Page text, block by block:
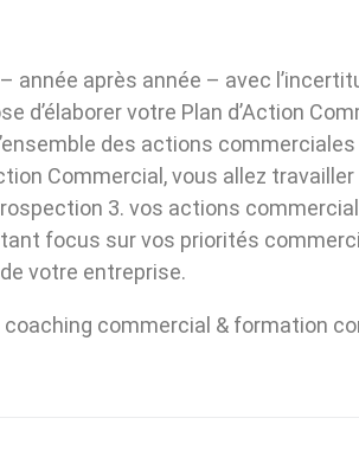
année après année – avec
d’élaborer votre Plan d’Action
des actions
Commercial, vous allez
3. vos actions
focus sur vos priorités
votre entreprise.
commercial & formation